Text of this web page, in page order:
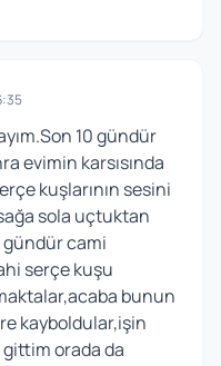
10 gündür
evimin karsısında
kuşlarının sesini
sola uçtuktan
cami
serçe kuşu
bunun
kayboldular,işin
orada da